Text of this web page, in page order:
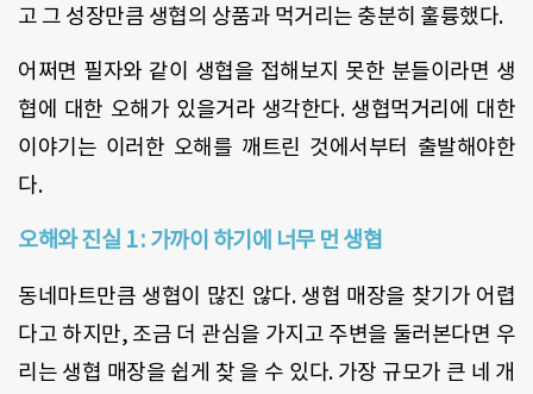
고 그 성장만큼 생협의 상품과 먹거리는 충분히 훌륭했다.
어쩌면 필자와 같이 생협을 접해보지 못한 분들이라면 생
협에 대한 오해가 있을거라 생각한다. 생협먹거리에 대한
이야기는 이러한 오해를 깨트린 것에서부터 출발해야한
다.
오해와 진실 1 : 가까이 하기에 너무 먼 생협
동네마트만큼 생협이 많진 않다. 생협 매장을 찾기가 어렵
다고 하지만, 조금 더 관심을 가지고 주변을 둘러본다면 우
리는 생협 매장을 쉽게 찾 을 수 있다. 가장 규모가 큰 네 개